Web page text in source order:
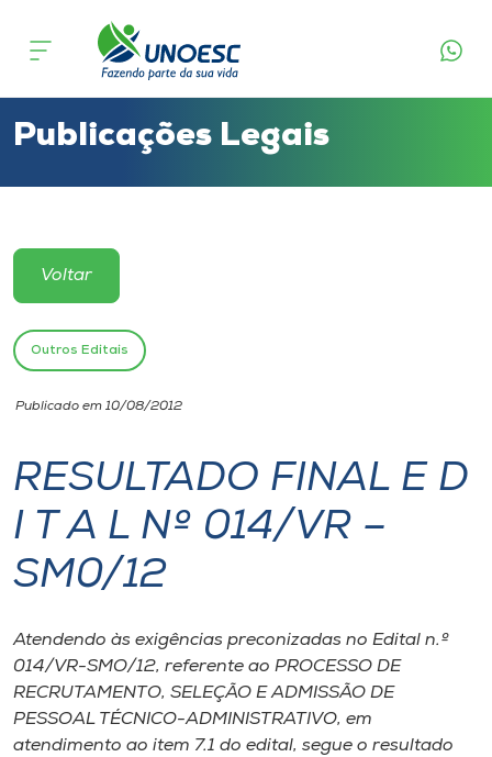
Cursos
Atendimento ao Estudante
Portal de Ensino
Unoesc
Internacionalização
I.nova
Cultura
CPA
Publicações Legais
Voltar
Outros Editais
Publicado em 10/08/2012
RESULTADO FINAL E D
I T A L Nº 014/VR –
SM0/12
Atendendo às exigências preconizadas no Edital n.º
014/VR-SMO/12, referente ao PROCESSO DE
RECRUTAMENTO, SELEÇÃO E ADMISSÃO DE
PESSOAL TÉCNICO-ADMINISTRATIVO, em
atendimento ao item 7.1 do edital, segue o resultado